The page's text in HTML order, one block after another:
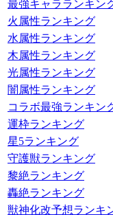
最強キャラランキン
火属性ランキング
水属性ランキング
木属性ランキング
光属性ランキング
闇属性ランキング
コラボ最強ランキン
運枠ランキング
星5ランキング
守護獣ランキング
黎絶ランキング
轟絶ランキング
獣神化改予想ランキ